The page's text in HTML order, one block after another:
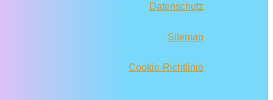
Datenschutz
Sitemap
Cookie-Richtlinie